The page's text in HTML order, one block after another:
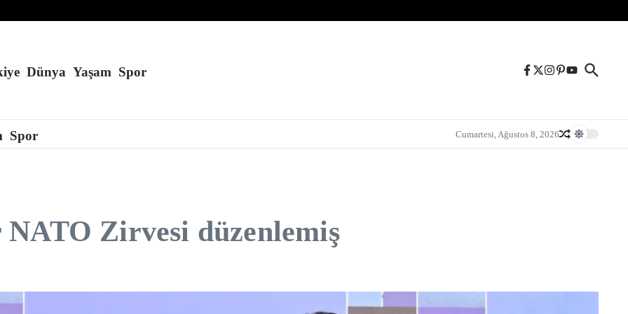
Dünya Yaşam Spor
Spor Cumartesi, Ağustos 8, 2026
Zirvesi düzenlemiş